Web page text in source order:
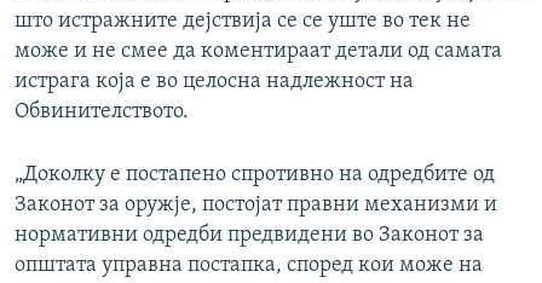
што истражните дејствија се се уште во тек не
може и не смее да коментираат детали од самата
истрага која е во целосна надлежност на
Обвинителството.
„Доколку е постапено спротивно на одредбите од
Законот за оружје, постојат правни механизми и
нормативни одредби предвидени во Законот за
општата управна постапка, според кои може на